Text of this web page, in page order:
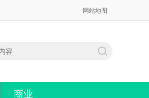
网站地图
商业